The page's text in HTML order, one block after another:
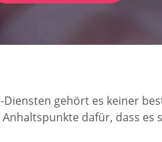
gehört es keiner
dafür, dass